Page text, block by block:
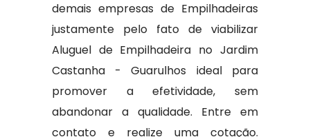
demais empresas de Empilhadeiras
justamente pelo fato de viabilizar
Aluguel de Empilhadeira no Jardim
Castanha - Guarulhos ideal para
promover a efetividade, sem
abandonar a qualidade. Entre em
contato e realize uma cotação.